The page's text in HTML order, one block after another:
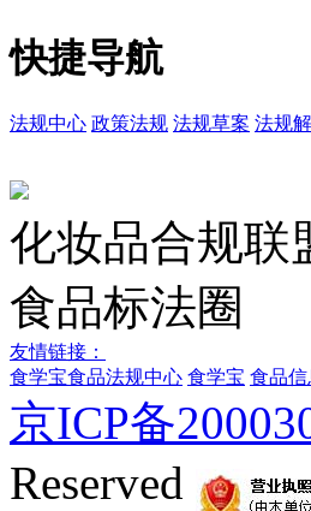
快捷导航
法规中心 政策法规 法规草案 法规
化妆品合规联
食品标法圈
友情链接：
食学宝食品法规中心 食学宝 食品
京ICP备
Reserved